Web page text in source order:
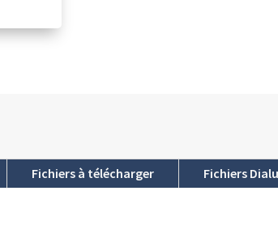
Fichiers à télécharger Fichiers